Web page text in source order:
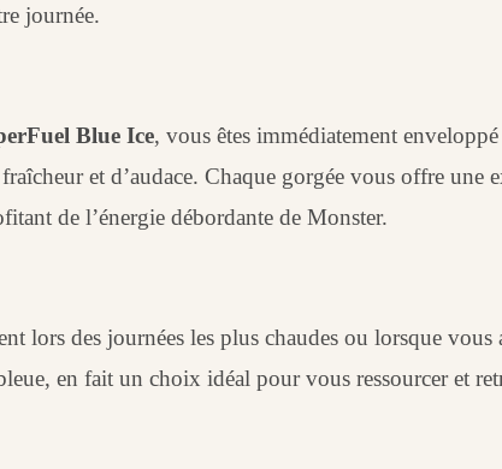
journée.
Blue Ice, vous êtes immédiatement
et d’audace. Chaque gorgée vous offre une
de l’énergie débordante de Monster.
lors des journées les plus chaudes ou lorsque
en fait un choix idéal pour vous ressourcer et